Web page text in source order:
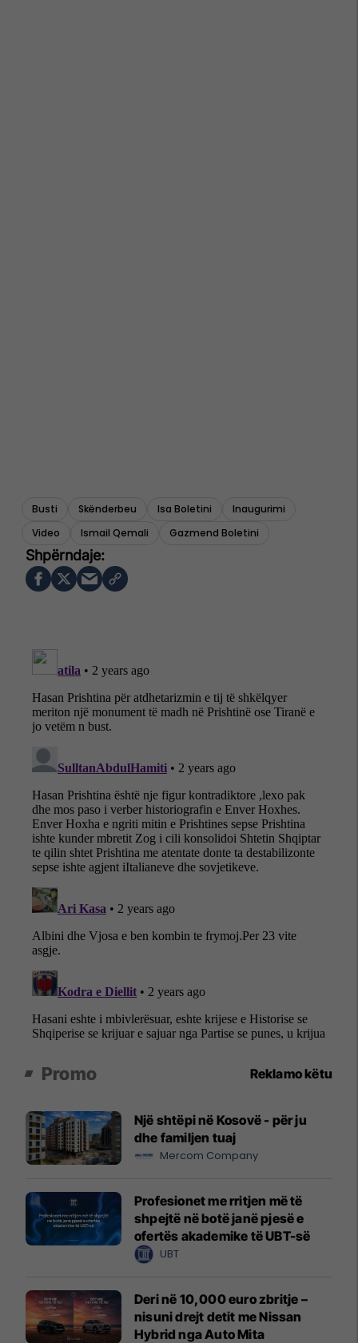
Busti Skënderbeu Isa Boletini
Inaugurimi
Video
Ismail Qemali Gazmend Boletini
Promo Reklamo këtu
Një shtëpi në Kosovë - për ju
dhe familjen tuaj
Mercom Company
Profesionet me rritjen më të
shpejtë në botë janë pjesë e
ofertës akademike të UBT-së
UBT
Deri në 10,000 euro zbritje –
nisuni drejt detit me Nissan
Hybrid nga Auto Mita